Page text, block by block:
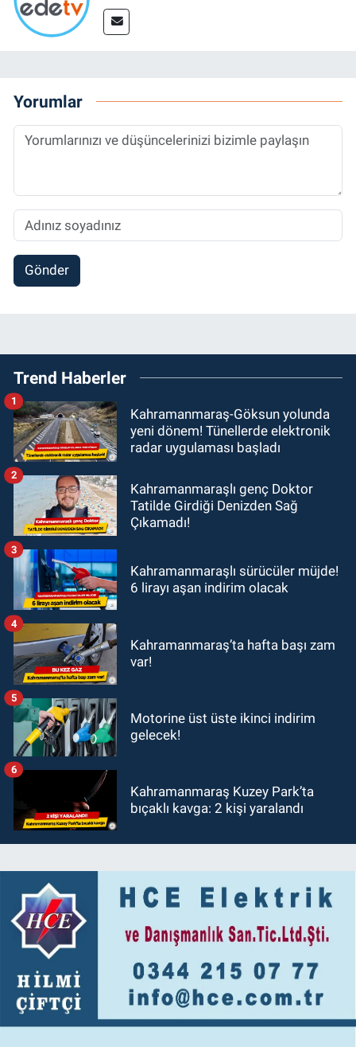
Yorumlar
Gönder
Trend Haberler
Kahramanmaraş-Göksun yolunda
yeni dönem! Tünellerde elektronik
radar uygulaması başladı
1
Kahramanmaraşlı genç Doktor
Tatilde Girdiği Denizden Sağ
Çıkamadı!
2
Kahramanmaraşlı sürücüler müjde!
6 lirayı aşan indirim olacak
3
Kahramanmaraş’ta hafta başı zam
var!
4
Motorine üst üste ikinci indirim
gelecek!
5
Kahramanmaraş Kuzey Park’ta
bıçaklı kavga: 2 kişi yaralandı
6